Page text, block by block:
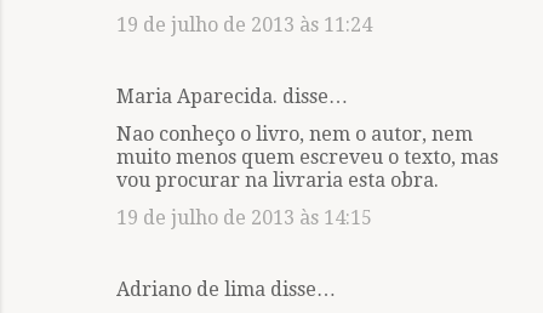
19 de julho de 2013 às 11:24
Maria Aparecida. disse…
Nao conheço o livro, nem o autor, nem
muito menos quem escreveu o texto, mas
vou procurar na livraria esta obra.
19 de julho de 2013 às 14:15
Adriano de lima disse…